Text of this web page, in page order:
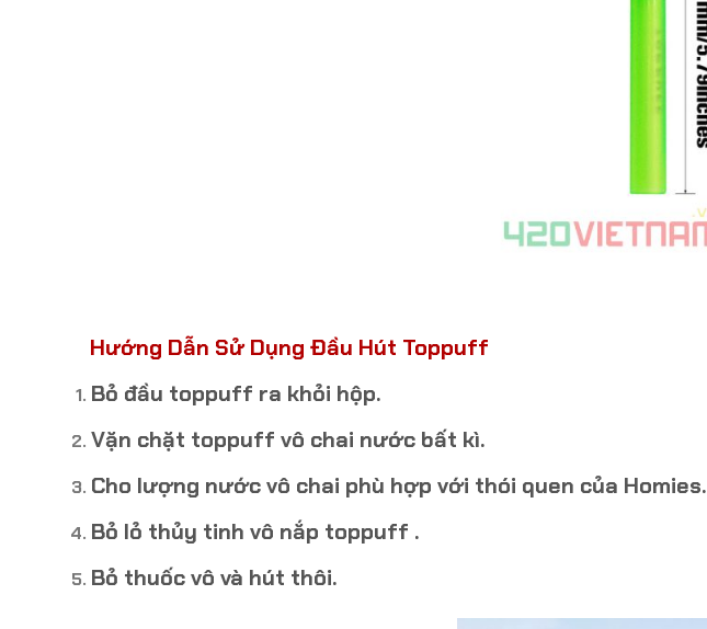
Hướng Dẫn Sử Dụng Đầu Hút Toppuff
Bỏ đầu toppuff ra khỏi hộp.
Vặn chặt toppuff vô chai nước bất kì.
Cho lượng nước vô chai phù hợp với thói quen của Homies.
Bỏ lỏ thủy tinh vô nắp toppuff .
Bỏ thuốc vô và hút thôi.